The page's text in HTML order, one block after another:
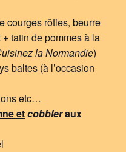
courges rôties, beurre
tatin de pommes à la
la Normandie)
baltes (à l’occasion
etc…
etcobbleraux